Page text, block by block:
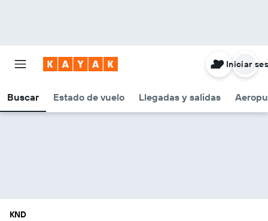
Buscar Estado de vuelo Llegadas y salidas
Iniciar
KND